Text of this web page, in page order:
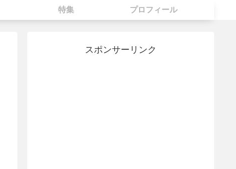
特集 プロフィール
スポンサーリンク